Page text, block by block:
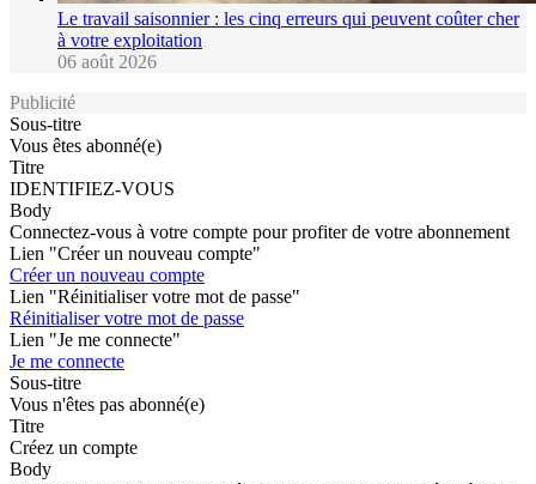
Le travail saisonnier : les cinq erreurs qui peuvent coûter cher
à votre exploitation
06 août 2026
Publicité
Sous-titre
Vous êtes abonné(e)
Titre
IDENTIFIEZ-VOUS
Body
Connectez-vous à votre compte pour profiter de votre abonnement
Lien "Créer un nouveau compte"
Créer un nouveau compte
Lien "Réinitialiser votre mot de passe"
Réinitialiser votre mot de passe
Lien "Je me connecte"
Je me connecte
Sous-titre
Vous n'êtes pas abonné(e)
Titre
Créez un compte
Body